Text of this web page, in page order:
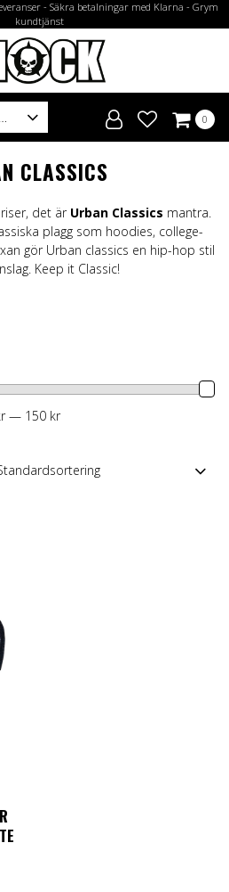
- Säkra betalningar med Klarna - Grym
kundtjänst
0
CLASSICS
det är Urban Classics mantra.
plagg som hoodies, college-
gör Urban classics en hip-hop stil
Keep it Classic!
— 150 kr